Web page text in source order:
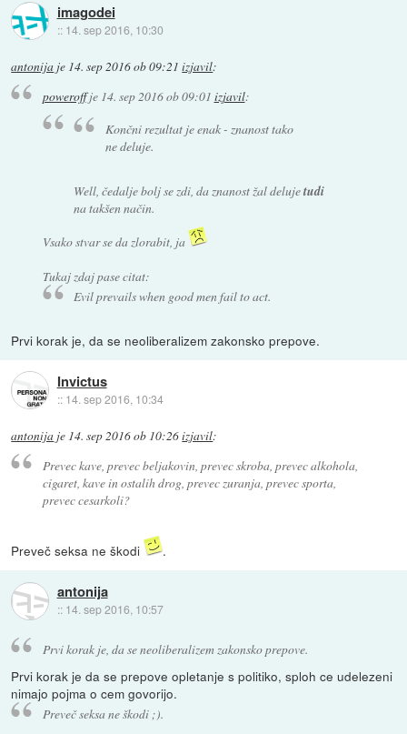
imagodei
:: 14. sep 2016, 10:30
antonija je 14. sep 2016 ob 09:21 izjavil:
poweroffje 14. sep 2016 ob 09:01 izjavil:
Končni rezultat je enak - znanost tako
ne deluje.
Well, čedalje bolj se zdi, da znanost žal delujetudi
na takšen način.
Vsako stvar se da zlorabit, ja
Tukaj zdaj pase citat:
Evil prevails when good men fail to act.
Prvi korak je, da se neoliberalizem zakonsko prepove.
Invictus
:: 14. sep 2016, 10:34
antonija je 14. sep 2016 ob 10:26izjavil:
Prevec kave, prevec beljakovin, prevec skroba, prevec alkohola,
cigaret, kave in ostalih drog, prevec zuranja, prevec sporta,
prevec cesarkoli?
Preveč seksa ne škodi .
antonija
:: 14. sep 2016, 10:57
Prvi korak je, da se neoliberalizem zakonsko prepove.
Prvi korak je da se prepove opletanje s politiko, sploh ce udelezeni
nimajo pojma o cem govorijo.
Preveč seksa ne škodi ;).